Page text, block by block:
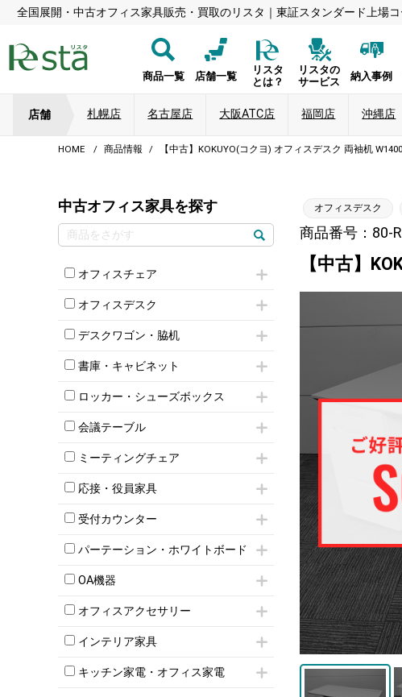
全国展開・中古オフィス家具販売・買取のリスタ｜東証スタンダード上場
商品一覧 店舗一覧
リスタ
とは？
リスタの
サービス
納入事例
店舗 札幌店 名古屋店 大阪ATC店 福岡店 沖縄店
HOME 商品情報 【中古】KOKUYO(コクヨ) オフィスデスク 両袖机
中古オフィス家具を探す
オフィスチェア
肘付きチェア
肘無しチェア
役員チェア
オフィスチェアその他
オフィスデスク
片袖机
フリーアドレスデスク（ベンチデスク）
昇降デスク
両袖机
デスクワゴン・脇机
インワゴン2段
インワゴン3段
脇机
書庫・キャビネット
ハイキャビネット
ローキャビネット
両開きキャビネット
上下連結キャビネット
軽量ラック（スチールラック）
収納家具その他
オープン書庫
両開書庫
引き違い書庫
ロッカー・シューズボックス
1人用ロッカー
2人用ロッカー
3人用ロッカー
5人用ロッカー
8人用ロッカー
多人数ロッカー
シリンダー錠ロッカー
ダイヤル錠ロッカー
ボタン錠ロッカー
シューズロッカー・下駄箱
ロッカーその他
会議テーブル
ミーティングテーブル
スタッキングテーブル
ネスティングテーブル
カウンターテーブル
T字脚テーブル
会議テーブルW1200～
会議テーブルW1800～
折りたたみ会議テーブル
ハイテーブル
ミーティングチェア
キャスター付きミーティングチェア
スタッキングミーティングチェア
テーブル付きミーティングチェア
折りたたみミーティングチェア
ハイチェア
ミーティングチェアその他
応接・役員家具
応接セット
応接ソファ
応接チェア
応接・役員家具その他
受付カウンター
ハイカウンター
ローカウンター
ラウンジカウンター
パーテーション・ホワイトボード
パーテーション
自立タイプパーテーション
パーテーションその他
壁掛けホワイトボード
ホワイトボードその他
OA機器
iPad
電話機（ビジネスフォン）
シュレッダー
スクリーン
オフィスアクセサリー
チェア用台車
演台・講演台・演説台
防音パネル
インテリア家具
モールドチェア
ダイニングチェア
キッチン家電・オフィス家電
オフィスデスク
商品番号：80-
【中古】